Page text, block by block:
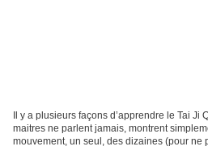
Il y a plusieurs façons d’apprendre le Tai Ji
maitres ne parlent jamais, montrent
mouvement, un seul, des dizaines (pour ne